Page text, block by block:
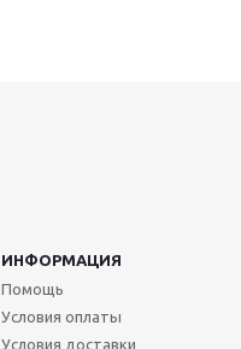
ИНФОРМАЦИЯ
Помощь
Условия оплаты
Условия доставки